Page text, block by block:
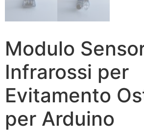
Modulo
Infrarossi per
Evitamento
per Arduino